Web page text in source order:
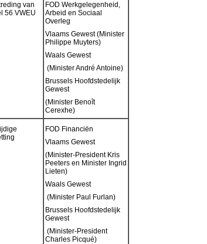
van
56 VWEU
FOD Werkgelegenheid,
Arbeid en Sociaal
Overleg
Vlaams Gewest (Minister
Philippe Muyters)
Waals Gewest
(Minister André Antoine)
Brussels Hoofdstedelijk
Gewest
(Minister Benoît
Cerexhe)
FOD Financiën
Vlaams Gewest
(Minister-President Kris
Peeters en Minister Ingrid
Lieten)
Waals Gewest
(Minister Paul Furlan)
Brussels Hoofdstedelijk
Gewest
(Minister-President
Charles Picqué)